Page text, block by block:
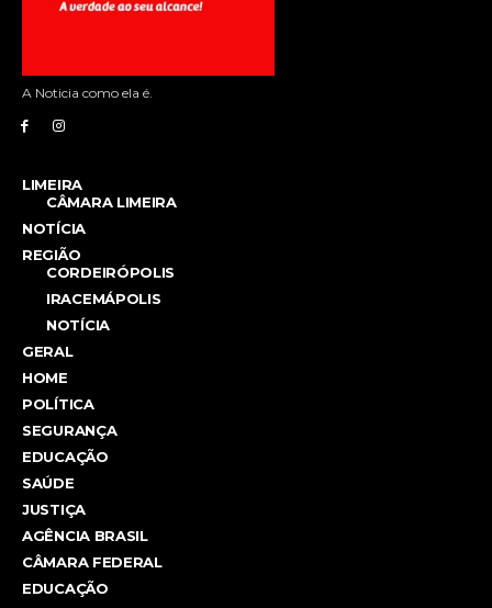
A Noticia como ela é.
LIMEIRA
CÂMARA LIMEIRA
NOTÍCIA
REGIÃO
CORDEIRÓPOLIS
IRACEMÁPOLIS
NOTÍCIA
GERAL
HOME
POLÍTICA
SEGURANÇA
EDUCAÇÃO
SAÚDE
JUSTIÇA
AGÊNCIA BRASIL
CÂMARA FEDERAL
EDUCAÇÃO